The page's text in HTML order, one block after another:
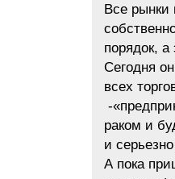
Все рынки
порядок,
Сегодня
всех
-
раком и
и
А пока